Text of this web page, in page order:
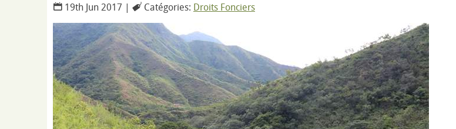
19th Jun 2017 | Catégories: Droits Fonciers